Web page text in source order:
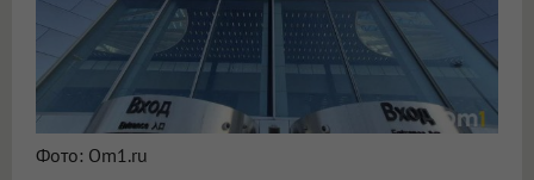
Фото: Om1.ru